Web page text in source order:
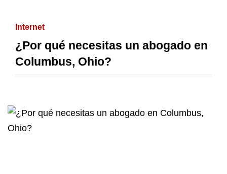
Internet
¿Por qué necesitas un abogado en
Columbus, Ohio?